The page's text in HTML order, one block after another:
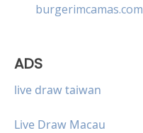
burgerimcamas.com
ADS
live draw taiwan
Live Draw Macau